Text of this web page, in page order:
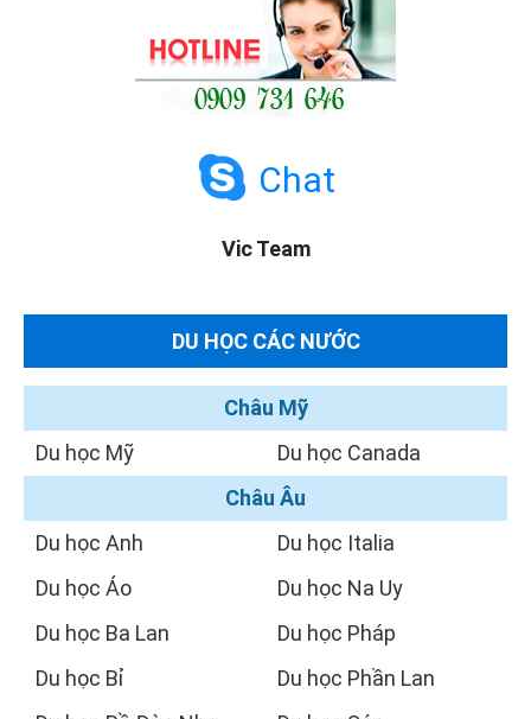
Chat
Vic Team
DU HỌC CÁC NƯỚC
Châu Mỹ
Du học Mỹ
Du học Canada
Châu Âu
Du học Anh
Du học Áo
Du học Ba Lan
Du học Bỉ
Du học Italia
Du học Na Uy
Du học Pháp
Du học Phần Lan